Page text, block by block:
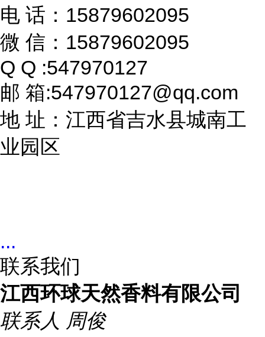
电 话：15879602095
微 信：15879602095
Q Q :547970127
邮 箱:547970127@qq.com
地 址：江西省吉水县城南工
业园区
...
联系我们
江西环球天然香料有限公司
联系人 周俊